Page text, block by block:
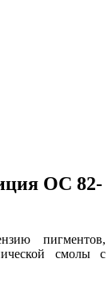
ОС 82-
пигментов,
смолы с